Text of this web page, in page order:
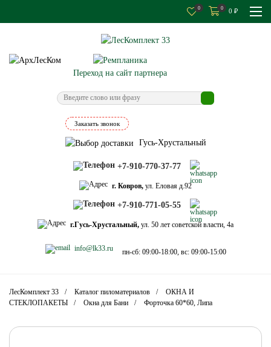
Переход на сайт партнера
Заказать звонок
Гусь-Хрустальный
+7-910-770-37-77
г. Ковров, ул. Еловая д.92
+7-910-771-05-55
г.Гусь-Хрустальный, ул. 50 лет советской власти, 4а
info@lk33.ru пн-сб: 09:00-18:00, вс: 09:00-15:00
0 0 0 ₽
ЛесКомплект 33 Каталог пиломатериалов
ОКНА И
СТЕКЛОПАКЕТЫ
Окна для Бани Форточка 60*60, Липа